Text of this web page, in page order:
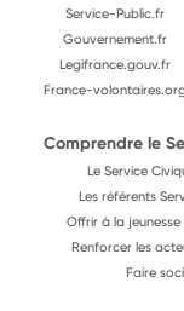
Service-Public.fr
Gouvernement.fr
Legifrance.gouv.fr
France-
Comprendre le
Le Service
Les référents
Offrir à la
Renforcer les
Faire